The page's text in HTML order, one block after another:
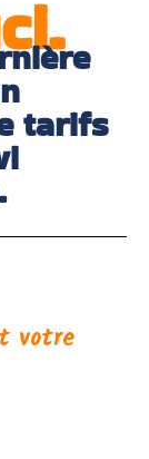
tarifs